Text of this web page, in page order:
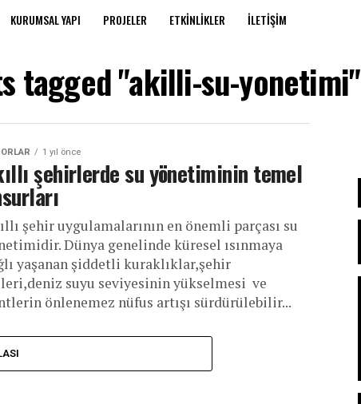
KURUMSAL YAPI PROJELER ETKINLIKLER İLETIŞIM
tagged "akilli-su-yonetimi"
1 yıl önce
şehirlerde su yönetiminin temel
şehir uygulamalarının en önemli parçası su
Dünya genelinde küresel ısınmaya
yaşanan şiddetli kuraklıklar,şehir
suyu seviyesinin yükselmesi ve
önlenemez nüfus artışı sürdürülebilir...